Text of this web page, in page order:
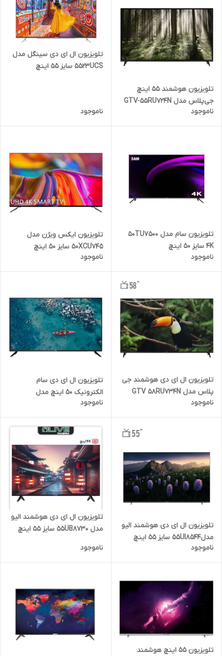
تلویزیون هوشمند 55 اینچ
جی‌پلاس مدل GTV-55RU724N
ناموجود
تلویزیون ال ای دی سینگل مدل
5523UCS سایز 55 اینچ
ناموجود
تلویزیون سام مدل 50TU7500
4K سایز 50 اینچ
ناموجود
تلویزیون ایکس ویژن مدل
50XCU745 سایز 50 اینچ
هوشمند
ناموجود
تلویزیون ال ای دی هوشمند جی
پلاس مدل GTV 58RU734N
سایز 58 اینچ
ناموجود
تلویزیون ال ای دی سام
الکترونیک 50 اینچ مدل
50T5350
ناموجود
تلویزیون ال ای دی هوشمند الیو
مدل55UI8544 سایز 55 اینچ
ناموجود
تلویزیون ال ای دی هوشمند الیو
مدل 55UB8730 سایز 55 اینچ
ناموجود
تلویزیون 55 اینچ هوشمند